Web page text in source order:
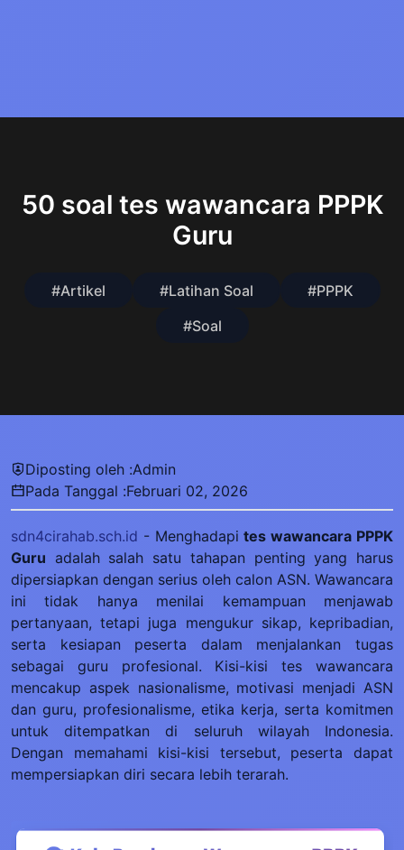
50 soal tes wawancara PPPK
Guru
#Artikel #Latihan Soal
#PPPK
#Soal
Diposting oleh :Admin
Pada Tanggal :Februari 02, 2026
sdn4cirahab.sch.id - Menghadapites wawancara PPPK
Guru adalah salah satu tahapan penting yang harus
dipersiapkan dengan serius oleh calon ASN. Wawancara
ini tidak hanya menilai kemampuan menjawab
pertanyaan, tetapi juga mengukur sikap, kepribadian,
serta kesiapan peserta dalam menjalankan tugas
sebagai guru profesional. Kisi-kisi tes wawancara
mencakup aspek nasionalisme, motivasi menjadi ASN
dan guru, profesionalisme, etika kerja, serta komitmen
untuk ditempatkan di seluruh wilayah Indonesia.
Dengan memahami kisi-kisi tersebut, peserta dapat
mempersiapkan diri secara lebih terarah.